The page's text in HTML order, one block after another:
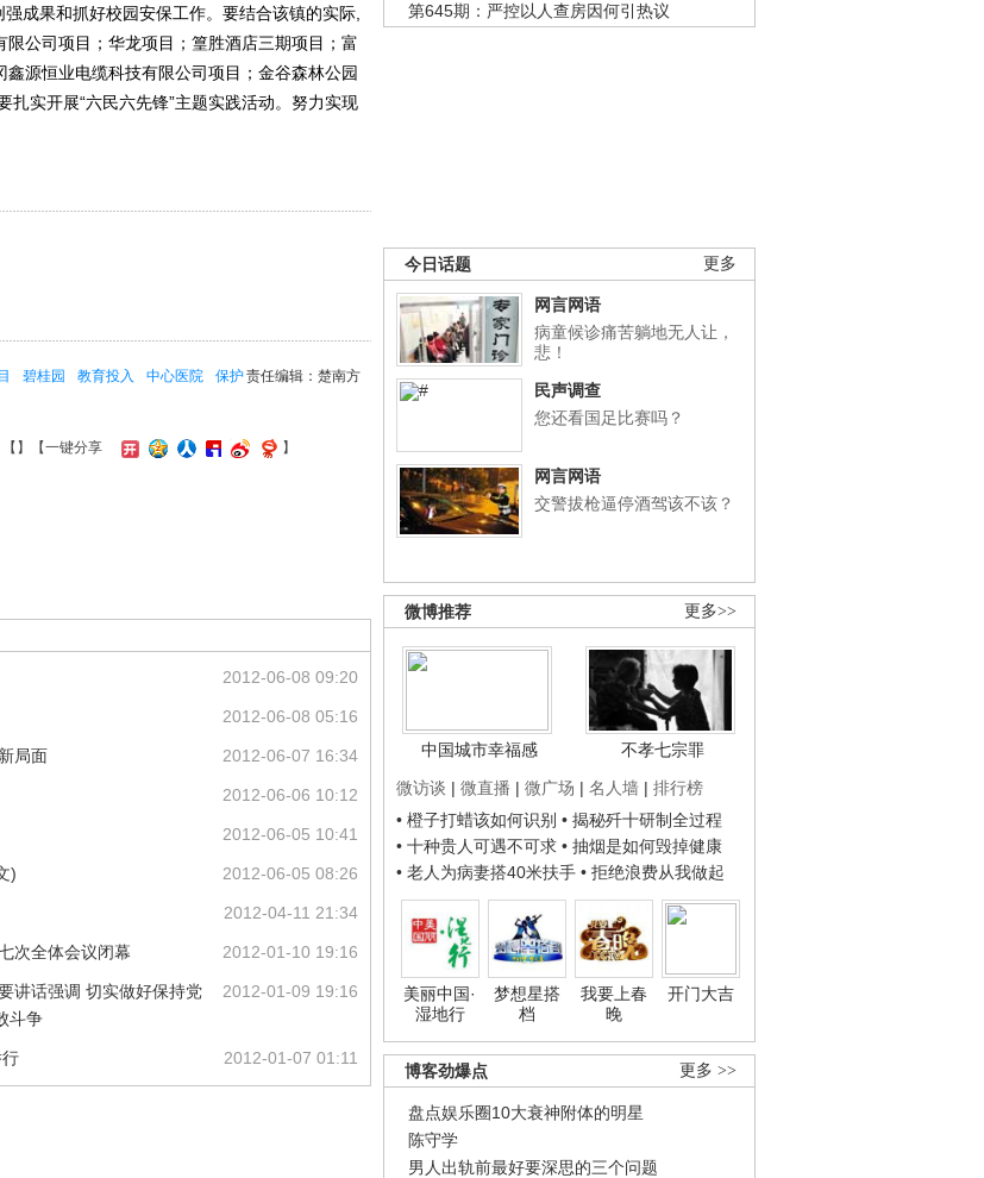
第645期：严控以人查房因何引热议
更多
今日话题
网言网语
病童候诊痛苦躺地无人让，
悲！
民声调查
您还看国足比赛吗？
网言网语
交警拔枪逼停酒驾该不该？
更多>>
微博推荐
中国城市幸福感
不孝七宗罪
微访谈 | 微直播 | 微广场 | 名人墙 | 排行榜
• 橙子打蜡该如何识别 • 揭秘歼十研制全过程
• 十种贵人可遇不可求 • 抽烟是如何毁掉健康
• 老人为病妻搭40米扶手 • 拒绝浪费从我做起
美丽中国·
湿地行
梦想星搭
档
我要上春
晚
开门大吉
更多 >>
博客劲爆点
盘点娱乐圈10大衰神附体的明星
陈守学
男人出轨前最好要深思的三个问题
成果和抓好校园安保工作。要结合该镇的实际,
公司项目；华龙项目；篁胜酒店三期项目；富
源恒业电缆科技有限公司项目；金谷森林公园
实开展“六民六先锋”主题实践活动。努力实现
责任编辑：楚南方
碧桂园 教育投入 中心医院
保护
】 【一键分享 】
2012-06-08 09:20
2012-06-08 05:16
2012-06-07 16:34
局面
2012-06-06 10:12
2012-06-05 10:41
2012-06-05 08:26
)
2012-04-11 21:34
2012-01-10 19:16
次全体会议闭幕
2012-01-09 19:16
讲话强调 切实做好保持党
斗争
2012-01-07 01:11